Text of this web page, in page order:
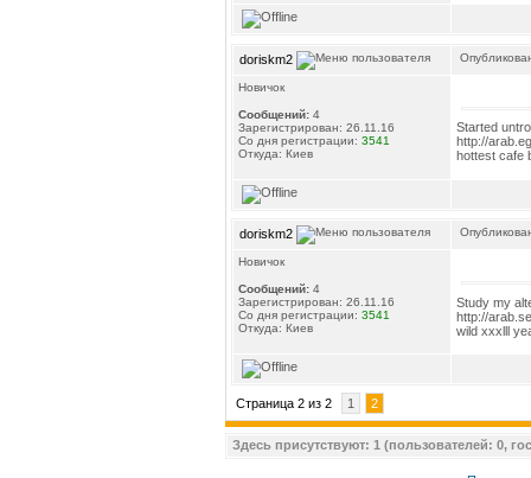
doriskm2
Новичок
Сообщений: 4
Зарегистрирован: 26.11.16
Со дня регистрации: 3541
Откуда: Киев
Started
http://
hottest cafe
doriskm2
Новичок
Сообщений: 4
Зарегистрирован: 26.11.16
Со дня регистрации: 3541
Откуда: Киев
Study my
http://
wild xxxlll
Страница 2 из 2 1 2
Здесь присутствуют: 1 (пользователей: 0,